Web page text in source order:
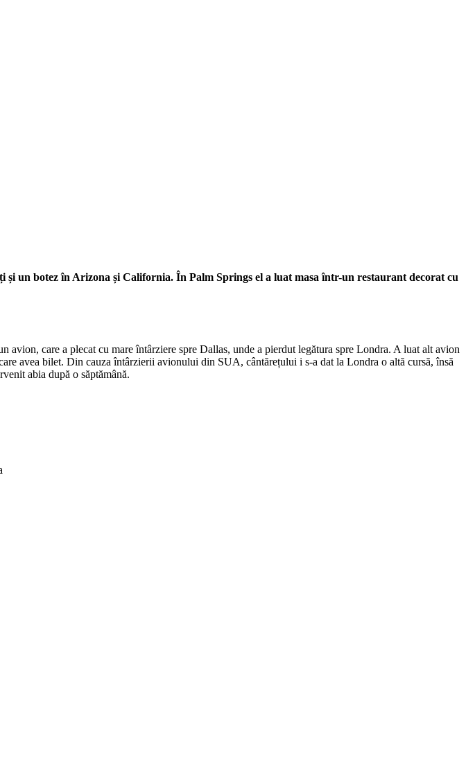
un botez în Arizona și California. În Palm Springs el a luat masa într-un restaurant decorat cu
care a plecat cu mare întârziere spre Dallas, unde a pierdut legătura spre Londra. A luat alt avion
avea bilet. Din cauza întârzierii avionului din SUA, cântărețului i s-a dat la Londra o altă cursă, însă
abia după o săptămână.